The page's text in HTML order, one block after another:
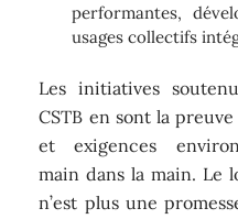
performantes,
usages collectifs
Les initiatives
CSTB en sont la
et exigences
main dans la main. Le
n’est plus une